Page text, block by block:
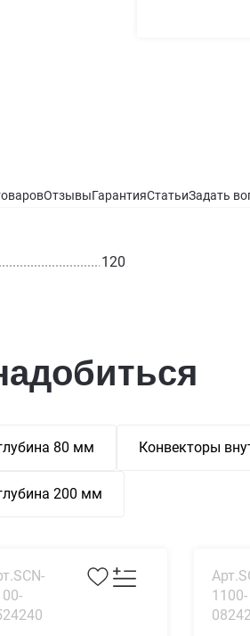
ОтзывыГарантияСтатьиЗадать
120
80 мм Конвекторы
200 мм
1100-